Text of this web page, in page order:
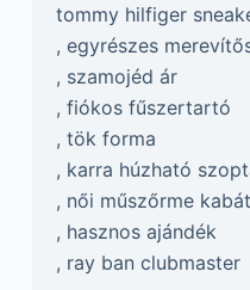
tommy hilfiger
, egyrészes
, szamojéd ár
, fiókos fűszertartó
, tök forma
, karra húzható
, női műszőrme kabát
, hasznos ajándék
, ray ban clubmaster